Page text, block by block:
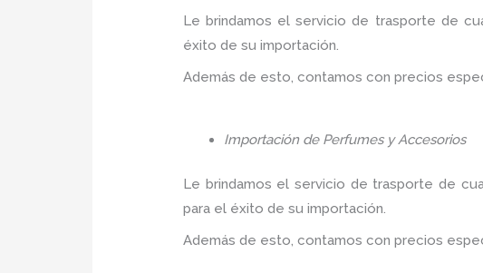
Le brindamos el servicio de trasporte de
éxito de su importación.
Además de esto, contamos con precios
Importación de Perfumes y Accesorios
Le brindamos el servicio de trasporte de
para el éxito de su importación.
Además de esto, contamos con precios